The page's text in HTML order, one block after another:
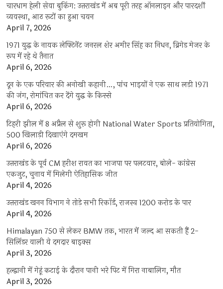
चारधाम हेली सेवा बुकिंग: उत्तराखंड में अब पूरी तरह ऑनलाइन और पारदर्शी
व्यवस्था, आठ रूटों का हुआ चयन
April 7, 2026
1971 युद्ध के नायक लेफ्टिनेंट जनरल शेर अमीर सिंह का निधन, ब्रिगेड मेजर के
रूप में रहे थे तैनात
April 6, 2026
दून के एक परिवार की अनोखी कहानी…, पांच भाइयों ने एक साथ लड़ी 1971
की जंग, रोमांचित कर देंगे युद्ध के किस्से
April 6, 2026
टिहरी झील में 8 अप्रैल से शुरू होगी National Water Sports प्रतियोगिता,
500 खिलाड़ी दिखाएंगे दमखम
April 6, 2026
उत्तराखंड के पूर्व CM हरीश रावत का भाजपा पर पलटवार, बोले- कांग्रेस
एकजुट, चुनाव में मिलेगी ऐतिहासिक जीत
April 4, 2026
उत्तराखंड खनन विभाग ने तोड़े सभी रिकॉर्ड, राजस्व 1200 करोड़ के पार
April 4, 2026
Himalayan 750 से लेकर BMW तक, भारत में जल्द आ सकती हैं 2-
सिलिंडर वाली ये दमदार बाइक्स
April 3, 2026
हल्द्वानी में गेहूं कटाई के दौरान पानी भरे पिट में गिरा नाबालिग, मौत
April 3, 2026